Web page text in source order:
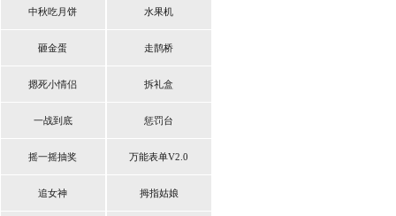
中秋吃月饼 水果机
砸金蛋 走鹊桥
摁死小情侣 拆礼盒
一战到底 惩罚台
摇一摇抽奖 万能表单V2.0
追女神 拇指姑娘